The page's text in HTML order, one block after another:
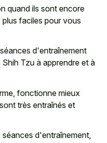
quand ils sont encore
faciles pour vous
d'entraînement
Tzu à apprendre et à
fonctionne mieux
très entraînés et
séances d'entraînement,